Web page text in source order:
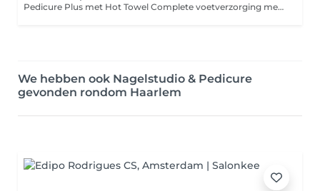
Pedicure Plus met Hot Towel Complete voetverzorging met ontspannend warm kompres De Pedicure Plus met Hot Towel is méér dan een standaard pedicure: het is een verzorgende én ontspannende behandeling voor de voeten. Naast het professioneel verzorgen van de nagels, nagelriemen en de voethuid, wordt de behandeling afgesloten met een heerlijk warme kompresdoek (hot towel) die zorgt voor extra ontspanning, betere opname van verzorgingsproducten en een comfortabel, fris gevoel. Wat houdt de behandeling in? Knippen en vijlen van de teennagels Verzorging van nagelriemen Verwijderen van eelt, likdoorns of kloven Verzachtende voetscrub Hot towel wrap voor ontspanning en hydratatie verzachtende voetcrème Aanbevolen bij: Vermoeide of droge voeten Opgehoopt eelt of nagelproblemen Mensen die behoefte hebben aan extra verzorging én wellness Duur: ± 45 minuten Resultaat: Frisse, verzorgde en ontspannen voeten met een zijdezachte huid Tip: Combineer met gellak voor een luxe upgrade!
We hebben ook Nagelstudio & Pedicure
gevonden rondom Haarlem